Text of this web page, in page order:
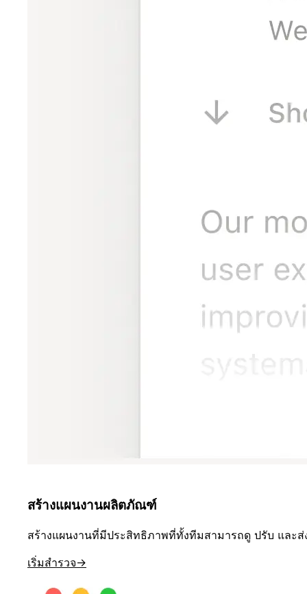
สร้างแผนงานผลิตภัณฑ์
สร้างแผนงานที่มีประสิทธิภาพที่ทั้งทีมสามารถดู ปรับ และ
เริ่มสำรวจ→